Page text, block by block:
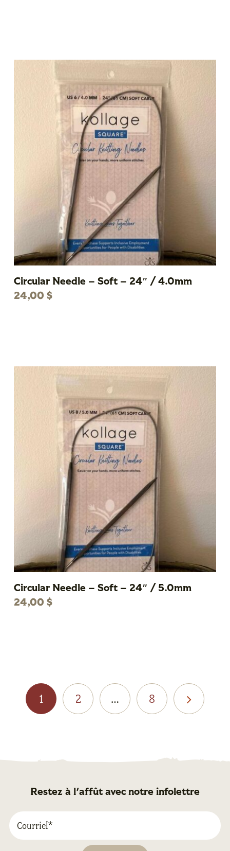
Circular Needle – Soft – 24″ / 4.0mm
24,00 $
Circular Needle – Soft – 24″ / 5.0mm
24,00 $
1 2 … 8
Restez à l'affût avec notre infolettre